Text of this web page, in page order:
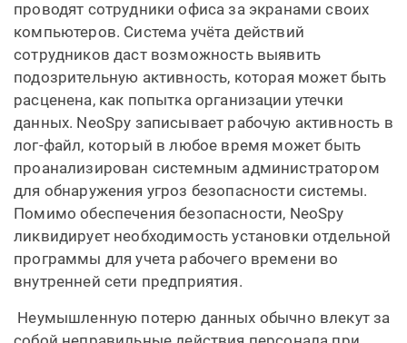
проводят сотрудники офиса за экранами своих
компьютеров. Система учёта действий
сотрудников даст возможность выявить
подозрительную активность, которая может быть
расценена, как попытка организации утечки
данных. NeoSpy записывает рабочую активность в
лог-файл, который в любое время может быть
проанализирован системным администратором
для обнаружения угроз безопасности системы.
Помимо обеспечения безопасности, NeoSpy
ликвидирует необходимость установки отдельной
программы для учета рабочего времени во
внутренней сети предприятия.
Неумышленную потерю данных обычно влекут за